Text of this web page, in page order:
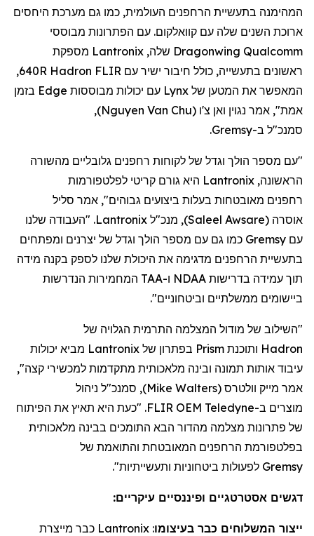
המהימנה בתעשיית הרחפנים העולמית, כמו גם מערכת היחסים
ארוכת השנים שלה עם קוואלקום. עם הפתרונות מבוססי
Qualcomm
Dragonwing שלה, Lantronix מספקת
ראשונים בתעשייה, כולל חיבור ישיר עם FLIR
Hadron
640R,
המאפשר את המטען של Lynx עם יכולות מבוססות Edge בזמן
אמת", אמר נגוין ואן צ'ו (
Nguyen Van Chu
)
,
סמנכ"ל ב-Gremsy
.
"עם מספר הולך וגדל של לקוחות רחפנים גלובליים מהשורה
הראשונה, Lantronix היא גורם קריטי לפלטפורמות
רחפנים מאובטחות בעלות ביצועים גבוהים", אמר סליל
אוסרה (
Saleel Awsare
), מנכ"ל Lantronix. "העבודה שלנו
עם Gremsy כמו גם עם מספר הולך וגדל של יצרנים ומפתחים
בתעשיית הרחפנים מדגימה את היכולת שלנו לספק בקנה מידה
תוך עמידה בדרישות NDAA ו-TAA המחמירות הנדרשות
ביישומים ממשלתיים וביטחוניים".
"השילוב של מודול המצלמה התרמית הגלויה של
Hadron ותוכנת Prism בפתרון של Lantronix מביא יכולות
עיבוד אותות תמונה ובינה מלאכותית מתקדמות למכשירי קצה",
אמר מייק וולטרס (
Mike Walters
), סמנכ"ל ניהול
מוצרים ב-Teledyne
FLIR OEM. "כעת היא תאיץ את הפיתוח
של פתרונות מצלמה מהדור הבא התומכים בבינה מלאכותית
בפלטפורמת הרחפנים המאובטחת והתואמת של
Gremsy לפעולות ביטחוניות ותעשייתיות".
דגשים אסטרטגיים ופיננסיים עיקריים:
ייצור המשלוחים כבר בעיצומו:
Lantronix כבר מייצרת